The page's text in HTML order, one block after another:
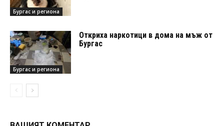
Бургас и региона
Бургас и региона
Откриха наркотици в дома на мъж от
Бургас